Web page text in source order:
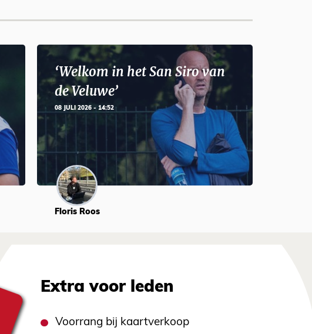
‘Welkom in het San Siro van
de Veluwe’
08 JULI 2026 - 14:52
Floris Roos
Extra voor leden
Voorrang bij kaartverkoop